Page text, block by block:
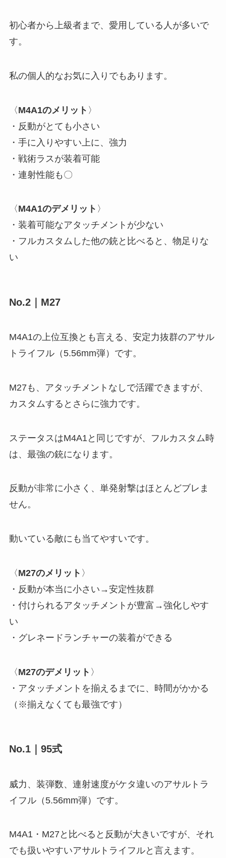
初心者から上級者まで、愛用している人が多いで
す。
私の個人的なお気に入りでもあります。
〈M4A1のメリット 〉
・反動がとても小さい
・手に入りやすい上に、強力
・戦術ラスが装着可能
・連射性能も〇
〈 M4A1のデメリット 〉
・装着可能なアタッチメントが少ない
・フルカスタムした他の銃と比べると、物足りな
い
No.2｜M27
M4A1の上位互換とも言える、安定力抜群のアサル
トライフル（5.56mm弾）です。
M27も、アタッチメントなしで活躍できますが、
カスタムするとさらに強力です。
ステータスはM4A1と同じですが、フルカスタム時
は、最強の銃になります。
反動が非常に小さく、単発射撃はほとんどブレま
せん。
動いている敵にも当てやすいです。
〈 M27のメリット 〉
・反動が本当に小さい→安定性抜群
・付けられるアタッチメントが豊富→強化しやす
い
・グレネードランチャーの装着ができる
〈M27のデメリット 〉
・アタッチメントを揃えるまでに、時間がかかる
（※揃えなくても最強です）
No.1｜95式
威力、装弾数、連射速度がケタ違いのアサルトラ
イフル（5.56mm弾）です。
M4A1・M27と比べると反動が大きいですが、それ
でも扱いやすいアサルトライフルと言えます。